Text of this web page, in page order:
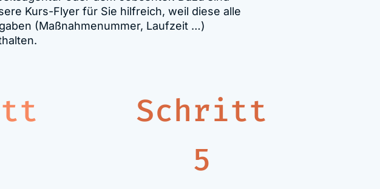
Kurs-Flyer für Sie hilfreich, weil diese alle
(Maßnahmenummer, Laufzeit …)
Schritt
5